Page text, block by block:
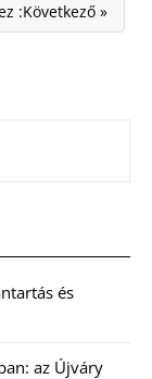
:Következő »
és
az Újváry